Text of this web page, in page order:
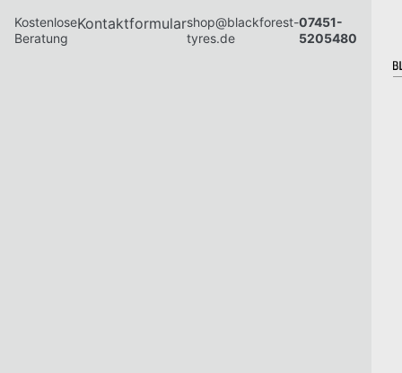
Kostenlose
Beratung
Kontaktformularshop@blackforest-
tyres.de
07451-
5205480